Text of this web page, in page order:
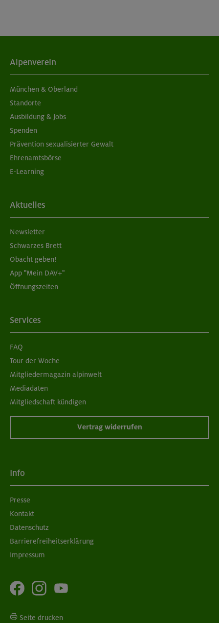
Alpenverein
München & Oberland
Standorte
Ausbildung & Jobs
Spenden
Prävention sexualisierter Gewalt
Ehrenamtsbörse
E-Learning
Aktuelles
Newsletter
Schwarzes Brett
Obacht geben!
App "Mein DAV+"
Öffnungszeiten
Services
FAQ
Tour der Woche
Mitgliedermagazin alpinwelt
Mediadaten
Mitgliedschaft kündigen
Vertrag widerrufen
Info
Presse
Kontakt
Datenschutz
Barrierefreiheitserklärung
Impressum
Seite drucken